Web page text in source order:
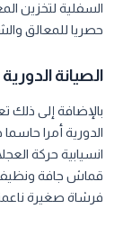
السفلية لتخزين
حصريا للمعالق
الصيانة
بالإضافة إلى ذلك
الدورية أمرا
انسيابية حركة
قماش جافة ونظيفة
فرشاة صغيرة ناعمة